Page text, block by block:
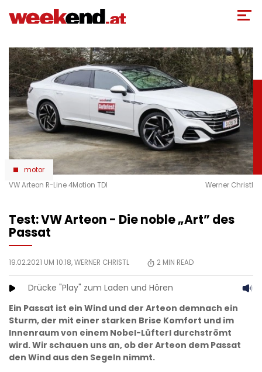
zum
motor
VW Arteon R-Line 4Motion TDI
Werner Christl
Test: VW Arteon - Die noble „Art” des
Passat
19.02.2021 UM 10:18,WERNER CHRISTL 2 MIN READ
Drücke "Play" zum Laden und Hören
Ein Passat ist ein Wind und der Arteon demnach ein
Sturm, der mit einer starken Brise Komfort und im
Innenraum von einem Nobel-Lüfterl durchströmt
wird. Wir schauen uns an, ob der Arteon dem Passat
den Wind aus den Segeln nimmt.